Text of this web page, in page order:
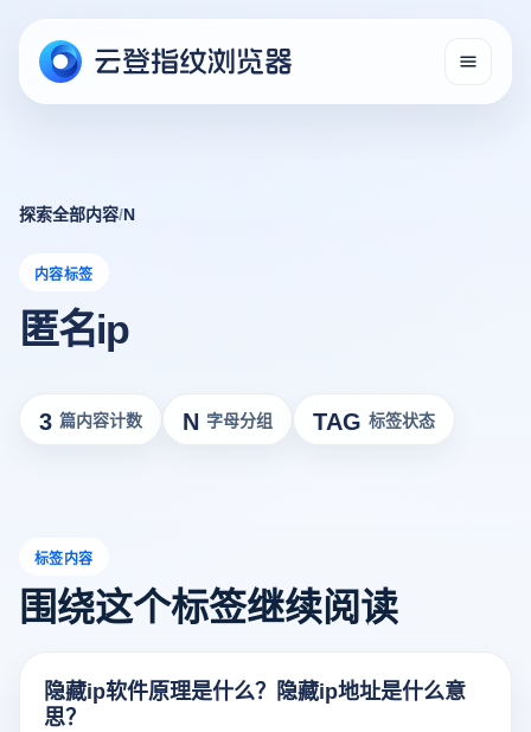
探索全部内容/N
内容标签
匿名ip
3 篇内容计数 N 字母分组 TAG 标签状态
标签内容
围绕这个标签继续阅读
隐藏ip软件原理是什么？隐藏ip地址是什么意
思？